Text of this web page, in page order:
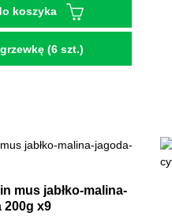
koszyka
(6 szt.)
mus jabłko-malina-
200g x9